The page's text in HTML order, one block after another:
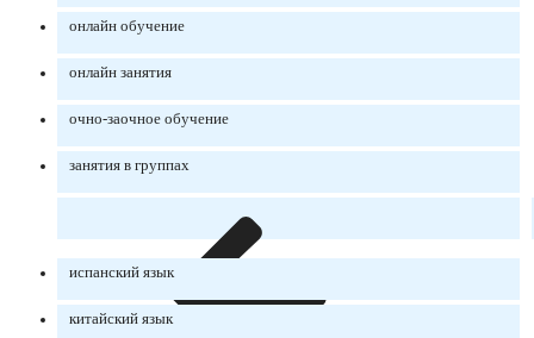
онлайн обучение
онлайн занятия
очно-заочное обучение
занятия в группах
испанский язык
китайский язык